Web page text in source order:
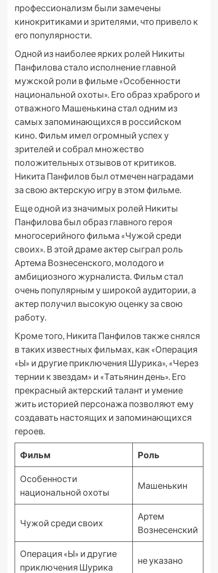
профессионализм были замечены
кинокритиками и зрителями, что привело к
его популярности.
Одной из наиболее ярких ролей Никиты
Панфилова стало исполнение главной
мужской роли в фильме «Особенности
национальной охоты». Его образ храброго и
отважного Машенькина стал одним из
самых запоминающихся в российском
кино. Фильм имел огромный успех у
зрителей и собрал множество
положительных отзывов от критиков.
Никита Панфилов был отмечен наградами
за свою актерскую игру в этом фильме.
Еще одной из значимых ролей Никиты
Панфилова был образ главного героя
многосерийного фильма «Чужой среди
своих». В этой драме актер сыграл роль
Артема Вознесенского, молодого и
амбициозного журналиста. Фильм стал
очень популярным у широкой аудитории, а
актер получил высокую оценку за свою
работу.
Кроме того, Никита Панфилов также снялся
в таких известных фильмах, как «Операция
«Ы» и другие приключения Шурика», «Через
тернии к звездам» и «Татьянин день». Его
прекрасный актерский талант и умение
жить историей персонажа позволяют ему
создавать настоящих и запоминающихся
героев.
Фильм Роль
Особенности
национальной охоты
Машенькин
Чужой среди своих
Артем
Вознесенский
Операция «Ы» и другие
приключения Шурика
не указано